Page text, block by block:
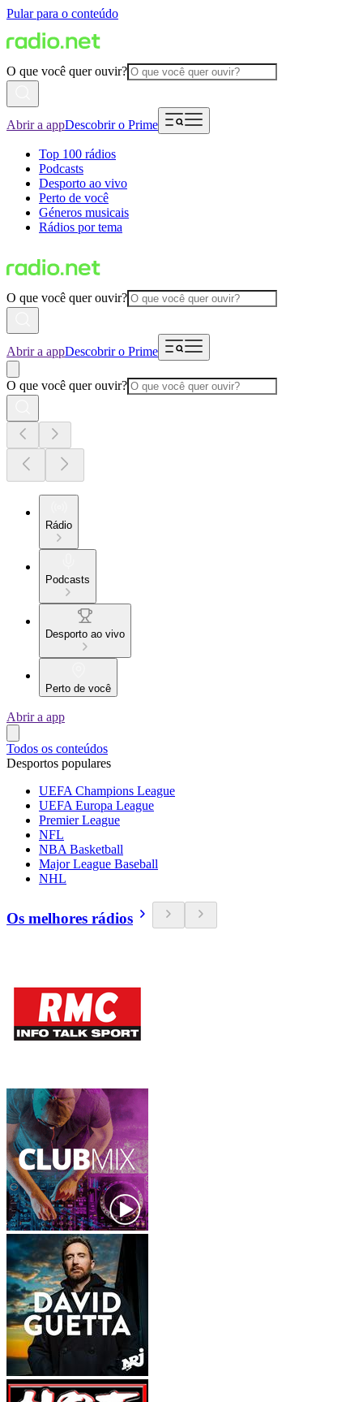
Pular para o conteúdo
O que você quer ouvir?
Abrir a appDescobrir o Prime
Top 100 rádios
Podcasts
Desporto ao vivo
Perto de você
Géneros musicais
Rádios por tema
O que você quer ouvir?
Abrir a appDescobrir o Prime
O que você quer ouvir?
Rádio
Podcasts
Desporto ao vivo
Perto de você
Abrir a app
Todos os conteúdos
Desportos populares
UEFA Champions League
UEFA Europa League
Premier League
NFL
NBA Basketball
Major League Baseball
NHL
Os melhores rádios